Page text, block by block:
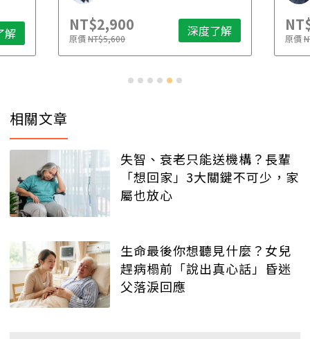
解 NT$2,900
原價NT$5,600 深度了解 原價
相關文章
失智、衰老只能送機構？長輩
「想回家」3大關鍵不可少，家
屬也放心
生命最後你想聽見什麼？女兒
趕病榻前「說出真心話」昏迷
父落淚回應